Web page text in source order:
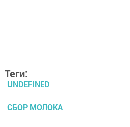
Теги:
UNDEFINED
СБОР МОЛОКА